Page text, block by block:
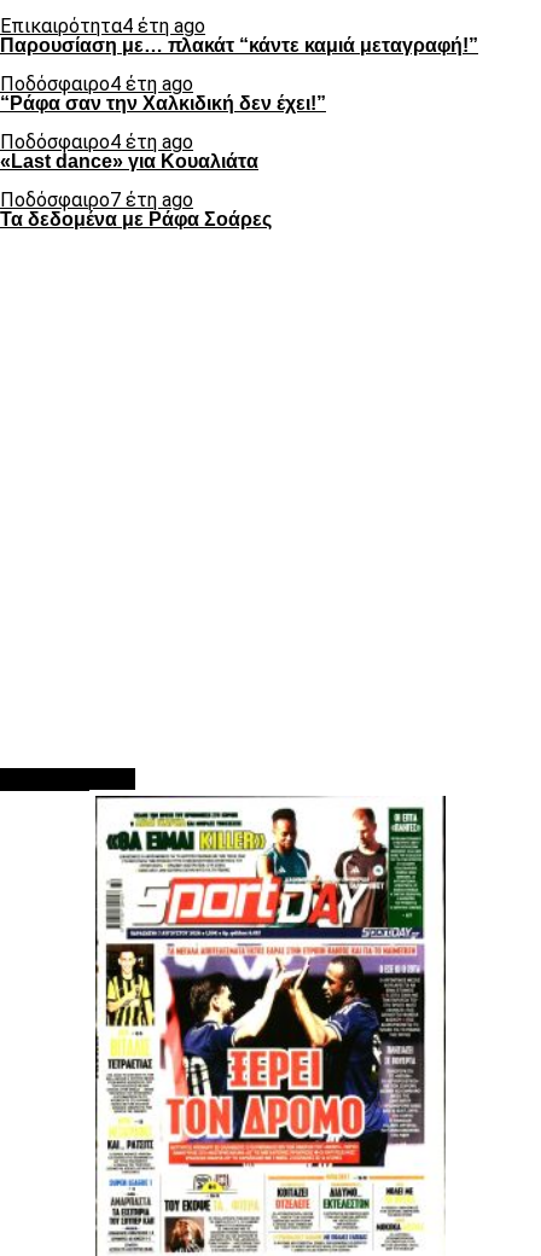
Επικαιρότητα4 έτη ago
Παρουσίαση με… πλακάτ “κάντε καμιά μεταγραφή!”
Ποδόσφαιρο4 έτη ago
“Ράφα σαν την Χαλκιδική δεν έχει!”
Ποδόσφαιρο4 έτη ago
«Last dance» για Κουαλιάτα
Ποδόσφαιρο7 έτη ago
Τα δεδομένα με Ράφα Σοάρες